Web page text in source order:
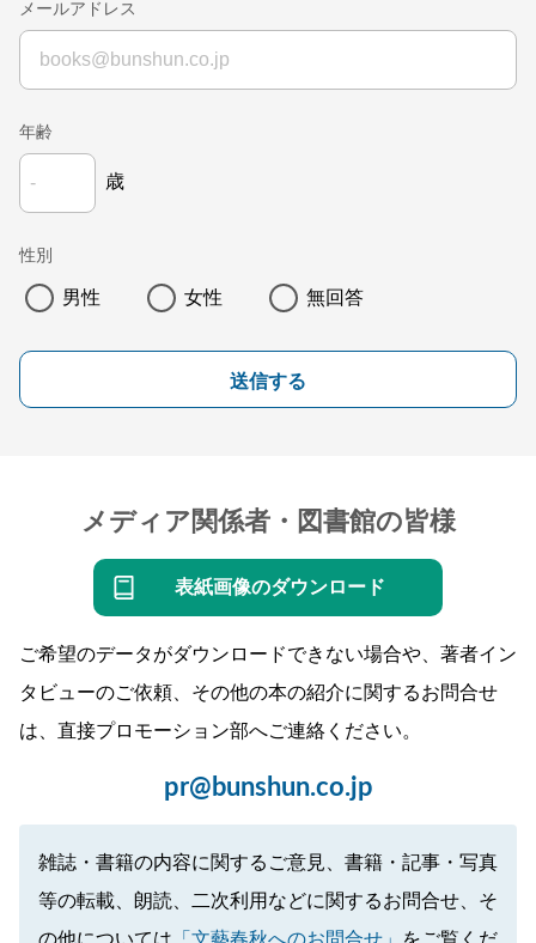
メールアドレス
年齢
歳
性別
男性 女性 無回答
送信する
メディア関係者・図書館の皆様
表紙画像のダウンロード
ご希望のデータがダウンロードできない場合や、著者イン
タビューのご依頼、その他の本の紹介に関するお問合せ
は、直接プロモーション部へご連絡ください。
pr@bunshun.co.jp
雑誌・書籍の内容に関するご意見、書籍・記事・写真
等の転載、朗読、二次利用などに関するお問合せ、そ